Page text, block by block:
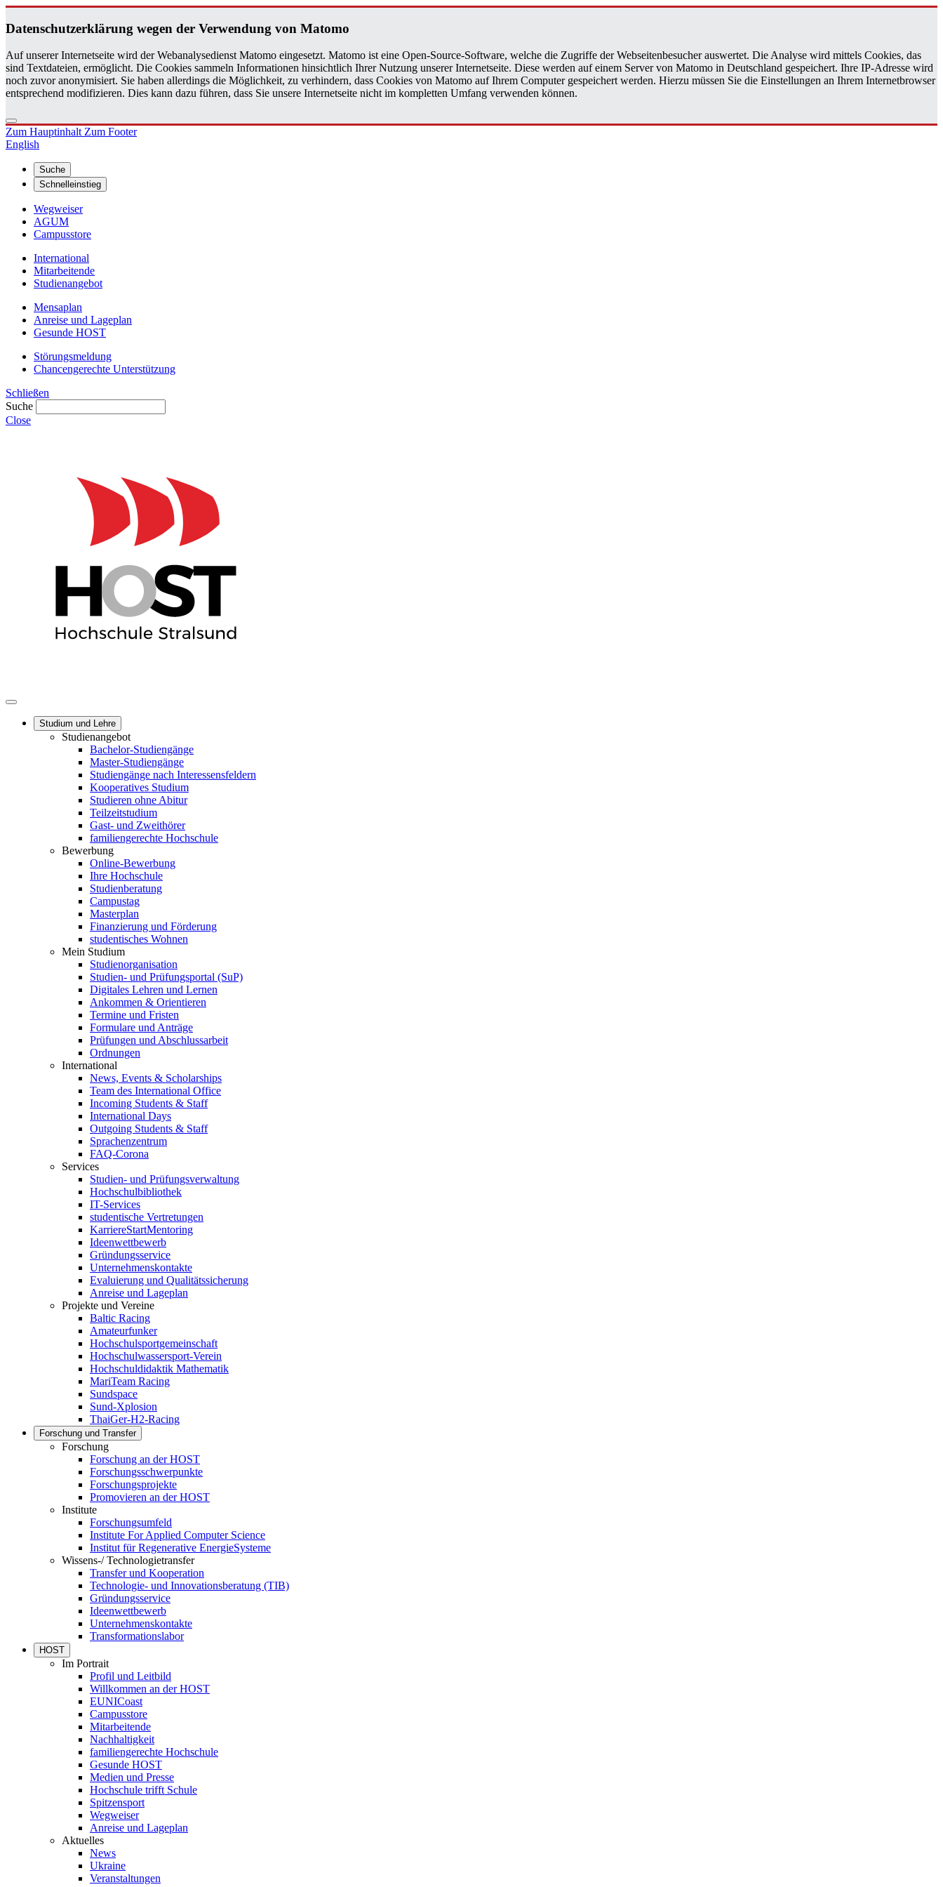
Da­ten­schutz­er­klä­rung wegen der Ver­wen­dung von Ma­to­mo
Auf unserer Internetseite wird der Webanalysedienst Matomo eingesetzt. Matomo ist eine Open-Source-Software, welche die Zugriffe der Webseitenbesucher auswertet. Die Analyse wird mittels Cookies, das
sind Textdateien, ermöglicht. Die Cookies sammeln Informationen hinsichtlich Ihrer Nutzung unserer Internetseite. Diese werden auf einem Server von Matomo in Deutschland gespeichert. Ihre IP-Adresse wird
noch zuvor anonymisiert. Sie haben allerdings die Möglichkeit, zu verhindern, dass Cookies von Matomo auf Ihrem Computer gespeichert werden. Hierzu müssen Sie die Einstellungen an Ihrem Internetbrowser
entsprechend modifizieren. Dies kann dazu führen, dass Sie unsere Internetseite nicht im kompletten Umfang verwenden können.
Zum HauptinhaltZum Footer
English
Suche
Schnelleinstieg
Wegweiser
AGUM
Campusstore
International
Mitarbeitende
Studienangebot
Mensaplan
Anreise und Lageplan
Gesunde HOST
Störungsmeldung
Chancengerechte Unterstützung
Schließen
Suche
Close
Studium und Lehre
Studienangebot
Bachelor-Studiengänge
Master-Studiengänge
Studiengänge nach Interessensfeldern
Kooperatives Studium
Studieren ohne Abitur
Teilzeitstudium
Gast- und Zweithörer
familiengerechte Hochschule
Bewerbung
Online-Bewerbung
Ihre Hochschule
Studienberatung
Campustag
Masterplan
Finanzierung und Förderung
studentisches Wohnen
Mein Studium
Studienorganisation
Studien- und Prüfungsportal (SuP)
Digitales Lehren und Lernen
Ankommen & Orientieren
Termine und Fristen
Formulare und Anträge
Prüfungen und Abschlussarbeit
Ordnungen
International
News, Events & Scholarships
Team des International Office
Incoming Students & Staff
International Days
Outgoing Students & Staff
Sprachenzentrum
FAQ-Corona
Services
Studien- und Prüfungsverwaltung
Hochschulbibliothek
IT-Services
studentische Vertretungen
KarriereStartMentoring
Ideenwettbewerb
Gründungsservice
Unternehmenskontakte
Evaluierung und Qualitätssicherung
Anreise und Lageplan
Projekte und Vereine
Baltic Racing
Amateurfunker
Hochschulsportgemeinschaft
Hochschulwassersport-Verein
Hochschuldidaktik Mathematik
MariTeam Racing
Sundspace
Sund-Xplosion
ThaiGer-H2-Racing
Forschung und Transfer
Forschung
Forschung an der HOST
Forschungsschwerpunkte
Forschungsprojekte
Promovieren an der HOST
Institute
Forschungsumfeld
Institute For Applied Computer Science
Institut für Regenerative EnergieSysteme
Wissens-/ Technologietransfer
Transfer und Kooperation
Technologie- und Innovationsberatung (TIB)
Gründungsservice
Ideenwettbewerb
Unternehmenskontakte
Transformationslabor
HOST
Im Portrait
Profil und Leitbild
Willkommen an der HOST
EUNICoast
Campusstore
Mitarbeitende
Nachhaltigkeit
familiengerechte Hochschule
Gesunde HOST
Medien und Presse
Hochschule trifft Schule
Spitzensport
Wegweiser
Anreise und Lageplan
Aktuelles
News
Ukraine
Veranstaltungen